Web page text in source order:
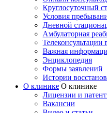
Круглосуточный
Условия
Дневной
Амбулаторная
Важная
Энциклопедия
Формы заявлений
Истории
О клинике О клинике
Лицензии и
Вакансии